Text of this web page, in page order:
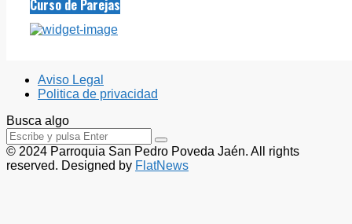
Curso de Parejas
Aviso Legal
Politica de privacidad
Busca algo
© 2024 Parroquia San Pedro Poveda Jaén. All rights
reserved. Designed by FlatNews